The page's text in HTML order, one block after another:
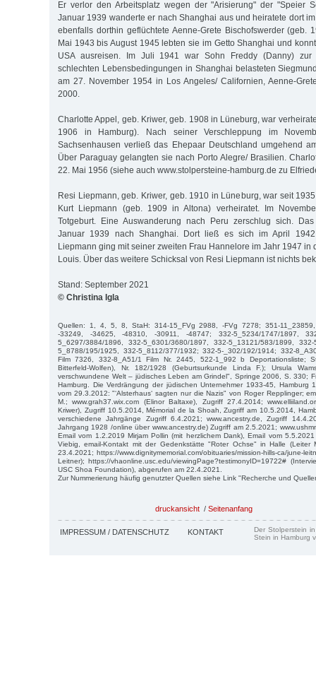
Er verlor den Arbeitsplatz wegen der "Arisierung" der "Speier
Januar 1939 wanderte er nach Shanghai aus und heiratete dort
ebenfalls dorthin geflüchtete Aenne-Grete Bischofswerder (geb.
Mai 1943 bis August 1945 lebten sie im Getto Shanghai und
USA ausreisen. Im Juli 1941 war Sohn Freddy (Danny) zur
schlechten Lebensbedingungen in Shanghai belasteten
am 27. November 1954 in Los Angeles/ Californien, Aenne-
2000.
Charlotte Appel, geb. Kriwer, geb. 1908 in Lüneburg, war
1906 in Hamburg). Nach seiner Verschleppung im
Sachsenhausen verließ das Ehepaar Deutschland umgehend
Über Paraguay gelangten sie nach Porto Alegre/ Brasilien.
22. Mai 1956 (siehe auch www.stolpersteine-hamburg.de zu
Resi Liepmann, geb. Kriwer, geb. 1910 in Lüneburg, war seit
Kurt Liepmann (geb. 1909 in Altona) verheiratet. Im
Totgeburt. Eine Auswanderung nach Peru zerschlug sich.
Januar 1939 nach Shanghai. Dort ließ es sich im April 1942
Liepmann ging mit seiner zweiten Frau Hannelore im Jahr 1947 in
Louis. Über das weitere Schicksal von Resi Liepmann ist nichts
Stand: September 2021
© Christina Igla
Quellen: 1, 4, 5, 8, StaH: 314-15_FVg 2988, -FVg 7278; 351-
-33249, -34625, -48310, -30911, -48747; 332-5_5234/1747/1897,
5_6297/3884/1896, 332-5_6301/3680/1897, 332-5_13121/583/1899,
5_8788/195/1925, 332-5_8112/377/1932; 332-5-_302/192/1914; 332-
Film 7326, 332-8_A51/1 Film Nr. 2445, 522-1_992 b Deportationsliste;
Bitterfeld-Wolfen), Nr. 182/1928 (Geburtsurkunde Linda F.); Ursula
verschwundene Welt – jüdisches Leben am Grindel", Springe 2006, S. 330;
Hamburg. Die Verdrängung der jüdischen Unternehmer 1933-45, Hamburg
vom 29.3.2012: "‘Alsterhaus‘ sagten nur die Nazis" von Roger Repplinger;
M.; www.grah37.wix.com (Elinor Baltaxe), Zugriff 27.4.2014;
Kriwer), Zugriff 10.5.2014, Mémorial de la Shoah, Zugriff am 10.5.2014,
verschiedene Jahrgänge Zugriff 6.4.2021; www.ancestry.de, Zugriff
Jahrgang 1928 /online über www.ancestry.de) Zugriff am 2.5.2021;
Email vom 1.2.2019 Mirjam Pollin (mit herzlichem Dank), Email vom
Viebig, email-Kontakt mit der Gedenkstätte "Roter Ochse" in Halle (Leiter
23.4.2021; https://www.dignitymemorial.com/obituaries/mission-hills-ca/june-
Leitner); https://vhaonline.usc.edu/viewingPage?testimonyID=19722#
USC Shoa Foundation), abgerufen am 22.4.2021.
Zur Nummerierung häufig genutzter Quellen siehe Link "Recherche und
druckansicht / Seitenanfang
IMPRESSUM / DATENSCHUTZ KONTAKT
Der Stolperstein
Stein in Hamburg